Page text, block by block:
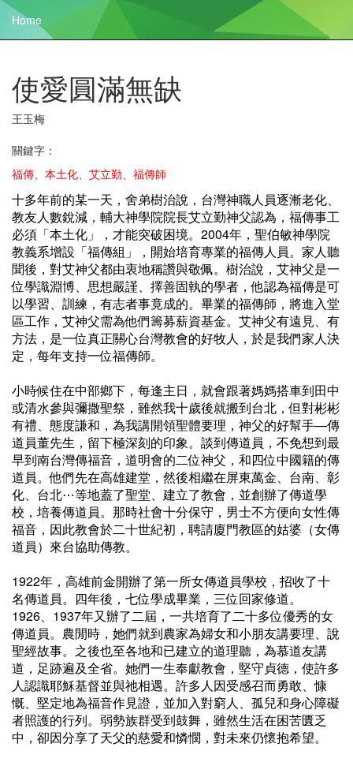
Home
使愛圓滿無缺
王玉梅
關鍵字：
福傳、本土化、艾立勤、福傳師
十多年前的某一天，舍弟樹治說，台灣神職人員逐漸老化、
教友人數銳減，輔大神學院院長艾立勤神父認為，福傳事工
必須「本土化」，才能突破困境。2004年，聖伯敏神學院
教義系增設「福傳組」，開始培育專業的福傳人員。家人聽
聞後，對艾神父都由衷地稱讚與敬佩。樹治說，艾神父是一
位學識淵博、思想嚴謹、擇善固執的學者，他認為福傳是可
以學習、訓練，有志者事竟成的。畢業的福傳師，將進入堂
區工作，艾神父需為他們籌募薪資基金。艾神父有遠見、有
方法，是一位真正關心台灣教會的好牧人，於是我們家人決
定，每年支持一位福傳師。
小時候住在中部鄉下，每逢主日，就會跟著媽媽搭車到田中
或清水參與彌撒聖祭，雖然我十歲後就搬到台北，但對彬彬
有禮、態度謙和，為我講開領聖體要理，神父的好幫手—傳
道員董先生，留下極深刻的印象。談到傳道員，不免想到最
早到南台灣傳福音，道明會的二位神父，和四位中國籍的傳
道員。他們先在高雄建堂，然後相繼在屏東萬金、台南、彰
化、台北⋯等地蓋了聖堂、建立了教會，並創辦了傳道學
校，培養傳道員。那時社會十分保守，男士不方便向女性傳
福音，因此教會於二十世紀初，聘請廈門教區的姑婆（女傳
道員）來台協助傳教。
1922年，高雄前金開辦了第一所女傳道員學校，招收了十
名傳道員。四年後，七位學成畢業，三位回家修道。
1926、1937年又辦了二屆，一共培育了二十多位優秀的女
傳道員。農閒時，她們就到農家為婦女和小朋友講要理、說
聖經故事。之後也至各地和已建立的道理聽，為慕道友講
道，足跡遍及全省。她們一生奉獻教會，堅守貞德，使許多
人認識耶穌基督並與祂相遇。許多人因受感召而勇敢、慷
慨、堅定地為福音作見證，並加入對窮人、孤兒和身心障礙
者照護的行列。弱勢族群受到鼓舞，雖然生活在困苦匱乏
中，卻因分享了天父的慈愛和憐憫，對未來仍懷抱希望。